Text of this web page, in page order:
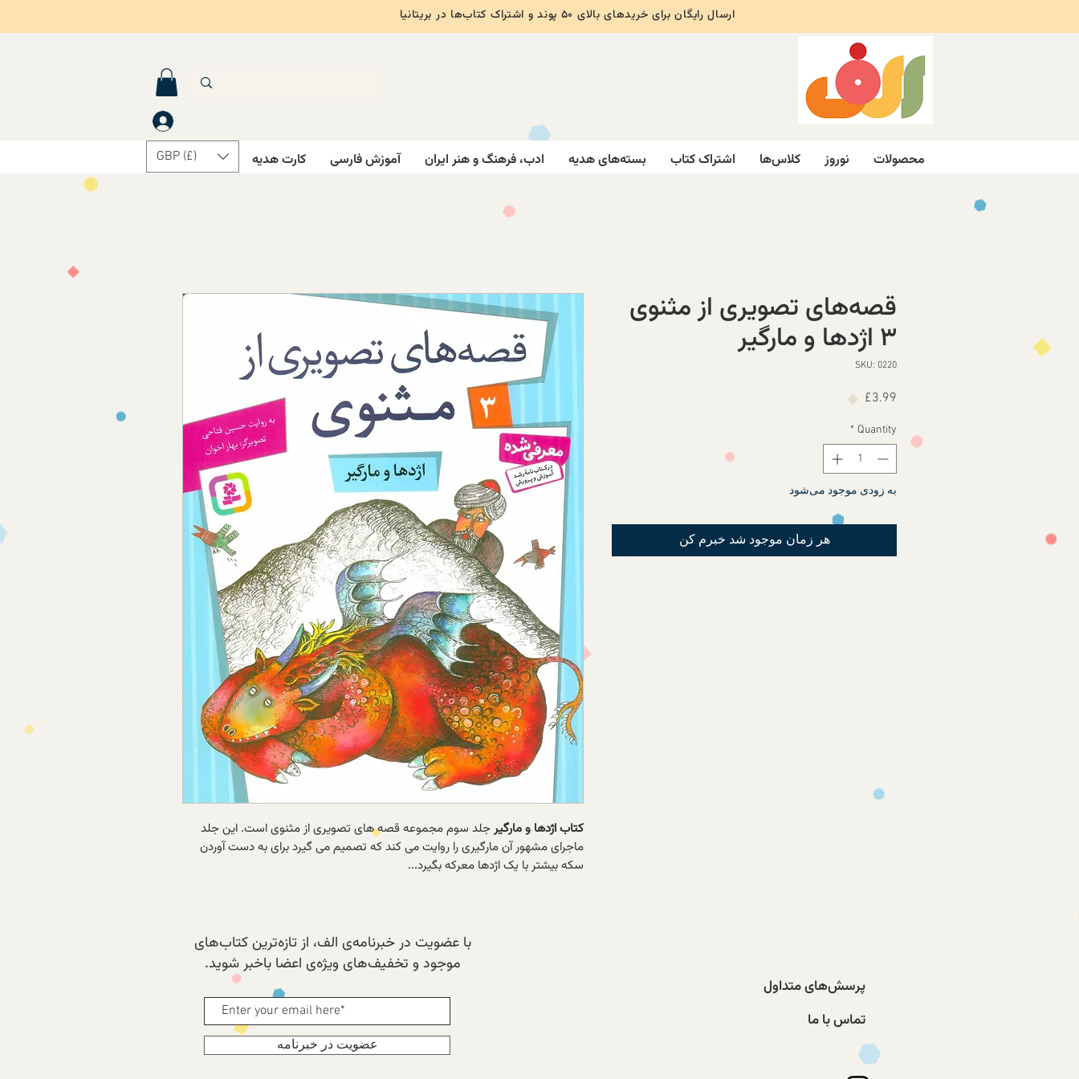
ارسال رایگان برای خریدهای بالای ۵۰ پوند و اشتراک کتاب‌ها در بریتانیا
محصولات نوروز کلاس‌ها اشتراک کتاب بسته‌های هدیه ادب، فرهنگ و هنر ایران آموزش فارسی کارت هدیه درباره ماGBP (£)
کتاب اژدها و مارگیرجلد سوم مجموعه قصه های تصویری از مثنوی است. این جلد
ماجرای مشهور آن مارگیری را روایت می کند که تصمیم می گيرد برای به دست آوردن
سکه بیشتر با یک اژدها معرکه بگیرد...
قصه‌های تصویری از مثنوی
۳ اژدها و مارگیر
SKU: 0220
£3.99
Price
Quantity
*
به زودی موجود می‌شود
هر زمان موجود شد خبرم کن
با عضویت در خبرنامه‌ی الف، از تازه‌ترین کتاب‌های
موجود و تخفیف‌های ویژه‌ی اعضا باخبر شوید.
عضویت در خبرنامه
پرسش‌های متداول
تماس با ما